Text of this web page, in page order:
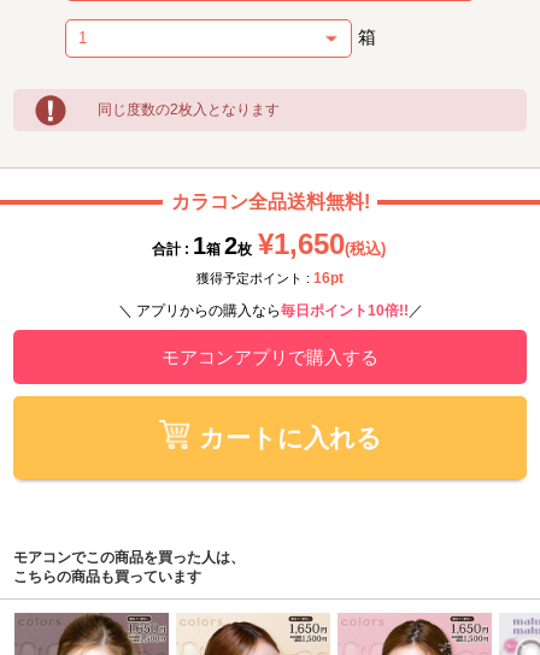
箱
同じ度数の2枚入となります
カラコン全品送料無料!
合計 : 1箱 2枚 ¥1,650(税込)
獲得予定ポイント : 16pt
＼ アプリからの購入なら毎日ポイント10倍!! ／
モアコンアプリで購入する
カートに入れる
モアコンでこの商品を買った人は、
こちらの商品も買っています